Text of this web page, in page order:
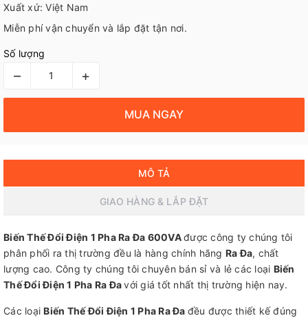
Xuất xứ: Việt Nam
Miễn phí vận chuyển và lắp đặt tận nơi.
Số lượng
– +
MUA NGAY
MÔ TẢ
GIAO HÀNG & LẮP ĐẶT
Biến Thế Đổi Điện 1 Pha Ra Đa 600VAđược công ty chúng tôi
phân phối ra thị trường đều là hàng chính hãng Ra Đa, chất
lượng cao. Công ty chúng tôi chuyên bán sỉ và lẻ các loại Biến
Thế Đổi Điện 1 Pha Ra Đavới giá tốt nhất thị trường hiện nay.
Các loạiBiến Thế Đổi Điện 1 Pha Ra Đa đều được thiết kế đúng